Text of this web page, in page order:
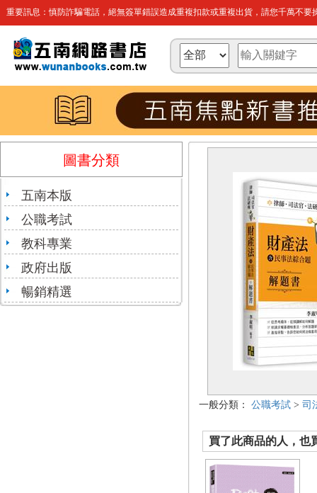
重要訊息：慎防詐騙電話，絕無簽單錯誤造成重複扣款或重複出貨，請您千萬不要
圖書分類
五南本版
公職考試
教科專業
政府出版
暢銷精選
一般分類： 公職考試 > 司
買了此商品的人，也